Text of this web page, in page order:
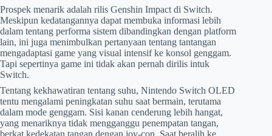
Prospek menarik adalah rilis Genshin Impact di Switch.
Meskipun kedatangannya dapat membuka informasi lebih
dalam tentang performa sistem dibandingkan dengan platform
lain, ini juga menimbulkan pertanyaan tentang tantangan
mengadaptasi game yang visual intensif ke konsol genggam.
Tapi sepertinya game ini tidak akan pernah dirilis intuk
Switch.
Tentang kekhawatiran tentang suhu, Nintendo Switch OLED
tentu mengalami peningkatan suhu saat bermain, terutama
dalam mode genggam. Sisi kanan cenderung lebih hangat,
yang menariknya tidak mengganggu penempatan tangan,